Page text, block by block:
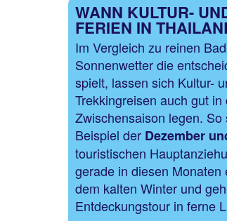
WANN KULTUR-
FERIEN IN
Im Vergleich zu reinen
Sonnenwetter die
spielt, lassen sich Kultur-
Trekkingreisen auch gut in
Zwischensaison legen. So
Beispiel der Dezember
touristischen
gerade in diesen Monaten
dem kalten Winter und
Entdeckungstour in ferne